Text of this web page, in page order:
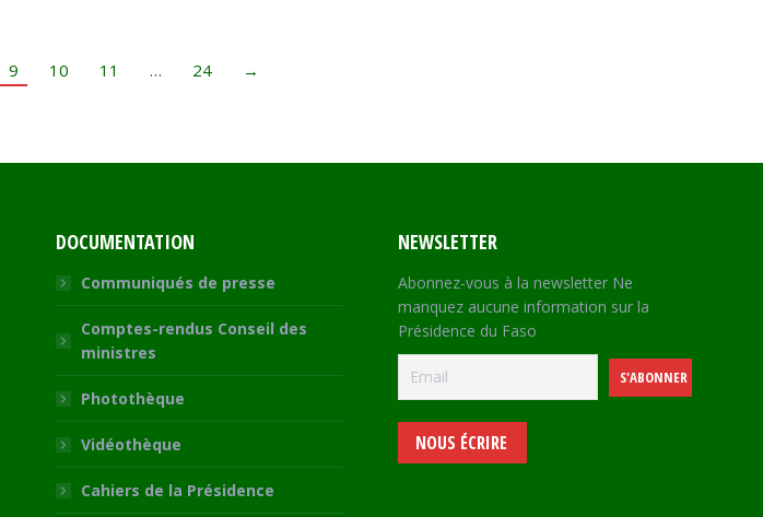
9 10 11 … 24 →
DOCUMENTATION
Communiqués de presse
Comptes-rendus Conseil des
ministres
Photothèque
Vidéothèque
Cahiers de la Présidence
NEWSLETTER
Abonnez-vous à la newsletter Ne
manquez aucune information sur la
Présidence du Faso
NOUS ÉCRIRE